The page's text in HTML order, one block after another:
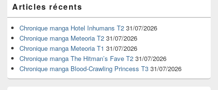
principale
de
widget
pour
barre
latérale
Articles récents
Chronique manga Hotel Inhumans T2 31/07/2026
Chronique manga Meteoria T2 31/07/2026
Chronique manga Meteoria T1 31/07/2026
Chronique manga The Hitman’s Fave T2 31/07/2026
Chronique manga Blood-Crawling Princess T3 31/07/2026